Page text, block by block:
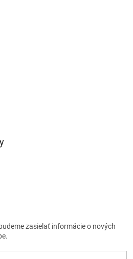
zasielať informácie o nových